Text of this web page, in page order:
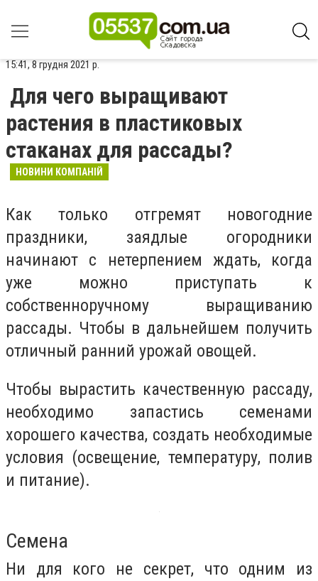
15:41, 8 грудня 2021 р.
Для чего выращивают
растения в пластиковых
стаканах для рассады?
НОВИНИ КОМПАНІЙ
Как только отгремят новогодние
праздники, заядлые огородники
начинают с нетерпением ждать, когда
уже можно приступать к
собственноручному выращиванию
рассады. Чтобы в дальнейшем получить
отличный ранний урожай овощей.
Чтобы вырастить качественную рассаду,
необходимо запастись семенами
хорошего качества, создать необходимые
условия (освещение, температуру, полив
и питание).
Семена
Ни для кого не секрет, что одним из